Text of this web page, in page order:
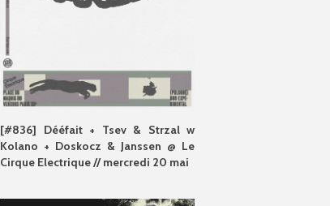
[#836] Dééfait + Tsev & Strzal w
Kolano + Doskocz & Janssen @ Le
Cirque Electrique // mercredi 20 mai